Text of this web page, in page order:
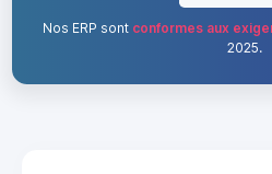
Nos ERP sont conformes aux
2025.